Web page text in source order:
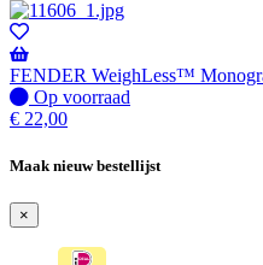
FENDER WeighLess™
Op
voorraad
Op voorraad
€ 22,00
Maak nieuw bestellijst
×